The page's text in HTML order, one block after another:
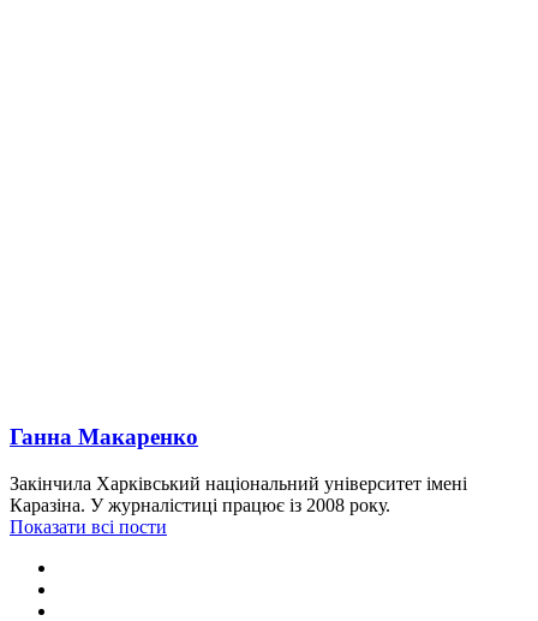
Ганна Макаренко
Закінчила Харківський національний університет імені
Каразіна. У журналістиці працює із 2008 року.
Показати всі пости